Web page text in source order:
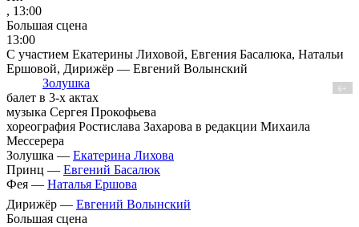
, 13:00
Большая сцена
13:00
С участием Екатерины Лиховой, Евгения Басалюка, Натальи
Ершовой, Дирижёр — Евгений Волынский
Золушка
6+
балет в 3-х актах
музыка Сергея Прокофьева
хореография Ростислава Захарова в редакции Михаила
Мессерера
Золушка — Екатерина Лихова
Принц — Евгений Басалюк
Фея — Наталья Ершова
Дирижёр — Евгений Волынский
Большая сцена